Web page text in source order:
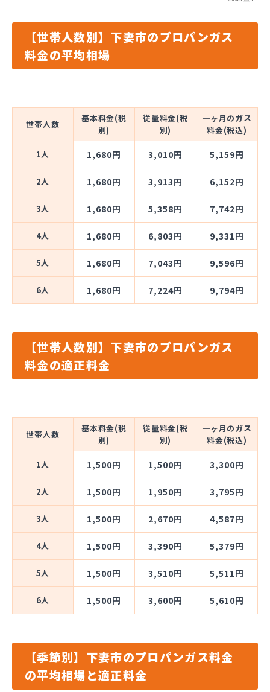
【世帯人数別】下妻市のプロパンガス
料金の平均相場
世帯人数
基本料金(税
別)
従量料金(税
別)
一ヶ月のガス
料金(税込)
1人 1,680円 3,010円 5,159円
2人 1,680円 3,913円 6,152円
3人 1,680円 5,358円 7,742円
4人 1,680円 6,803円 9,331円
5人 1,680円 7,043円 9,596円
6人 1,680円 7,224円 9,794円
【世帯人数別】下妻市のプロパンガス
料金の適正料金
世帯人数
基本料金(税
別)
従量料金(税
別)
一ヶ月のガス
料金(税込)
1人 1,500円 1,500円 3,300円
2人 1,500円 1,950円 3,795円
3人 1,500円 2,670円 4,587円
4人 1,500円 3,390円 5,379円
5人 1,500円 3,510円 5,511円
6人 1,500円 3,600円 5,610円
【季節別】下妻市のプロパンガス料金
の平均相場と適正料金